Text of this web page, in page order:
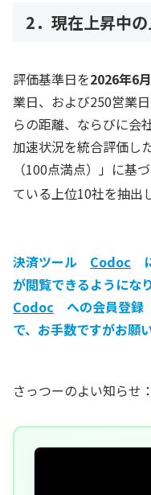
2．現在上昇中の
評価基準日を2026年6
業日、および250営業
らの距離、ならびに会
加速状況を統合評価し
（100点満点）」に基
ている上位10社を抽出
決済ツール Codoc
が閲覧できるようにな
Codoc への会員登録
で、お手数ですがお願
さっつーのよい知らせ